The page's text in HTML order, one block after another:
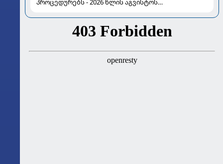
პროცედურებს - 2026 წლის აგვისტოს